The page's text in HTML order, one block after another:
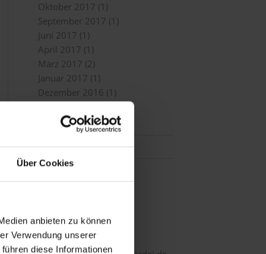
Über Cookies
anbieten zu können
Verwendung unserer
diese Informationen
Oktober 2017 (1)
September 2017 (1)
Juni 2017 (1)
April 2017 (1)
März 2017 (2)
Januar 2017 (1)
Dezember 2016 (1)
KONTAKT
Kontakt
Tel.: 089 / 18 28 30